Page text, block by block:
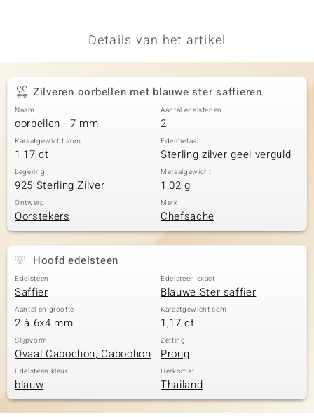
Details van het artikel
Zilveren oorbellen met blauwe ster saffieren
Naam
oorbellen - 7 mm
Aantal edelstenen
2
Karaatgewicht som
1,17 ct
Edelmetaal
Sterling zilver geel verguld
Legering
925 Sterling Zilver
Metaalgewicht
1,02 g
Ontwerp
Oorstekers
Merk
Chefsache
Hoofd edelsteen
Edelsteen
Saffier
Edelsteen exact
Blauwe Ster saffier
Aantal en grootte
2 à 6x4 mm
Karaatgewicht som
1,17 ct
Slijpvorm
Ovaal Cabochon, Cabochon
Zetting
Prong
Edelsteen kleur
blauw
Herkomst
Thailand